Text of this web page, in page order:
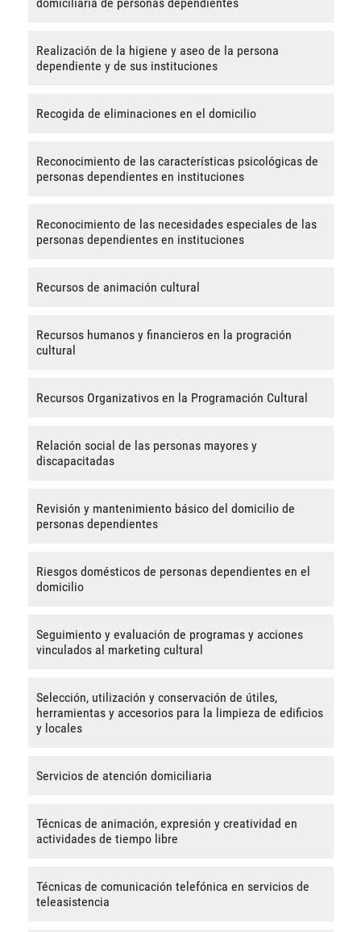
Realización de la higiene y aseo de la persona
dependiente y de sus instituciones
Recogida de eliminaciones en el domicilio
Reconocimiento de las características psicológicas de
personas dependientes en instituciones
Reconocimiento de las necesidades especiales de las
personas dependientes en instituciones
Recursos de animación cultural
Recursos humanos y financieros en la progración
cultural
Recursos Organizativos en la Programación Cultural
Relación social de las personas mayores y
discapacitadas
Revisión y mantenimiento básico del domicilio de
personas dependientes
Riesgos domésticos de personas dependientes en el
domicilio
Seguimiento y evaluación de programas y acciones
vinculados al marketing cultural
Selección, utilización y conservación de útiles,
herramientas y accesorios para la limpieza de edificios
y locales
Servicios de atención domiciliaria
Técnicas de animación, expresión y creatividad en
actividades de tiempo libre
Técnicas de comunicación telefónica en servicios de
teleasistencia